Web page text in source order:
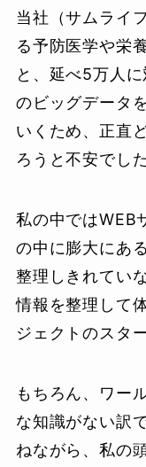
当社（サムライ
る予防医学や栄
と、延べ5万人
のビッグデータ
いくため、正直
ろうと不安でした
私の中ではWEB
の中に膨大にあ
整理しきれてい
情報を整理して
ジェクトのスタ
もちろん、ワー
な知識がない訳
ねながら、私の